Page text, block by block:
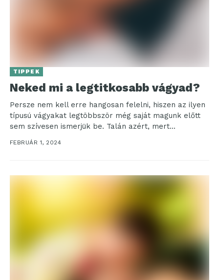
TIPPEK
Neked mi a legtitkosabb vágyad?
Persze nem kell erre hangosan felelni, hiszen az ilyen
típusú vágyakat legtöbbször még saját magunk előtt
sem szívesen ismerjük be. Talán azért, mert...
FEBRUÁR 1, 2024